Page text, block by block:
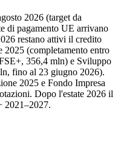
2026 (target da
di pagamento UE arrivano
restano attivi il credito
2025 (completamento entro
356,4 mln) e Sviluppo
fino al 23 giugno 2026).
2025 e Fondo Impresa
Dopo l'estate 2026 il
2021–2027.